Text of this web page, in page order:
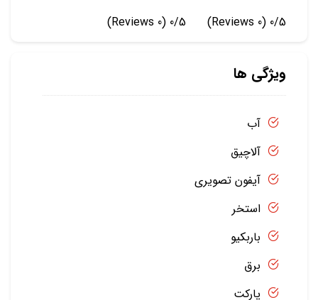
0/5
(0 Reviews)
0/5
(0 Reviews)
ویژگی ها
آب
آلاچیق
آیفون تصویری
استخر
باربکیو
برق
پارکت